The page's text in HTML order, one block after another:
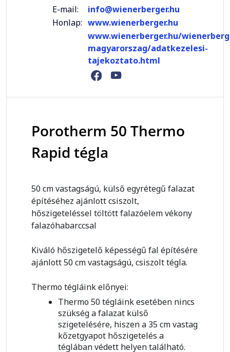
E-mail:
info@wienerberger.hu
Honlap: www.wienerberger.hu
www.wienerberger.hu/
magyarorszag/adatkezelesi-
tajekoztato.html
Porotherm 50 Thermo
Rapid tégla
50 cm vastagságú, külső egyrétegű falazat
építéséhez ajánlott csiszolt,
hőszigeteléssel töltött falazóelem vékony
falazóhabarccsal
Kiváló hőszigetelő képességű fal építésére
ajánlott 50 cm vastagságú, csiszolt tégla.
Thermo tégláink előnyei:
Thermo 50 tégláink esetében nincs
szükség a falazat külső
szigetelésére, hiszen a 35 cm vastag
kőzetgyapot hőszigetelés a
téglában védett helyen található.